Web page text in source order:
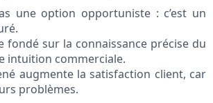
une option opportuniste : c’est un
fondé sur la connaissance précise du
intuition commerciale.
augmente la satisfaction client, car
problèmes.